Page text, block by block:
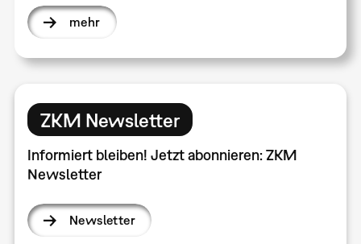
mehr
ZKM Newsletter
Informiert bleiben! Jetzt abonnieren: ZKM
Newsletter
Newsletter